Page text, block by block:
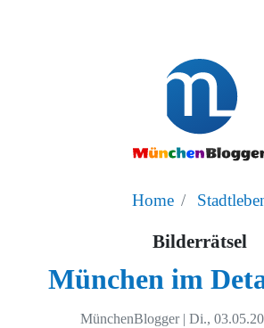
Home
Bilderrätsel
München im
MünchenBlogger | Di.,